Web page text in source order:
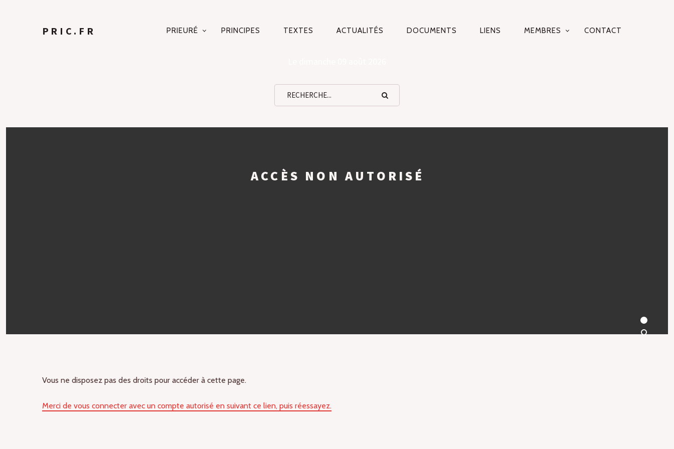
PRIC.FR
NAVIGATION
PRIEURÉ PRINCIPES TEXTES ACTUALITÉS DOCUMENTS LIENS MEMBRES CONTACT
ACCÈS NON AUTORISÉ
Vous ne disposez pas des droits pour accéder à cette page.
Merci de vous connecter avec un compte autorisé en suivant ce lien, puis réessayez.